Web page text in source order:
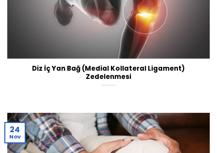
Diz İç Yan Bağ (Medial Kollateral Ligament)
Zedelenmesi
24
Nov